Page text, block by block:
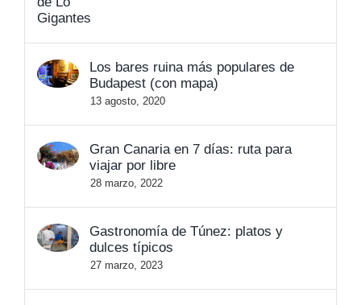
Los bares ruina más populares de
Budapest (con mapa)
13 agosto, 2020
Gran Canaria en 7 días: ruta para
viajar por libre
28 marzo, 2022
Gastronomía de Túnez: platos y
dulces típicos
27 marzo, 2023